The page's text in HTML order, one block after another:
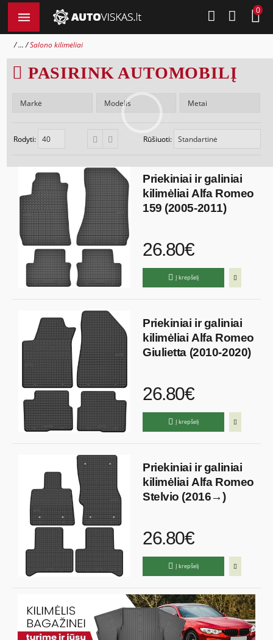
0
... Salono kilimėliai
PASIRINK AUTOMOBILĮ
Rūšiuoti:
Rodyti:
Priekiniai ir galiniai
kilimėliai Alfa Romeo
159 (2005-2011)
26.80€
Į krepšelį
Priekiniai ir galiniai
kilimėliai Alfa Romeo
Giulietta (2010-2020)
26.80€
Į krepšelį
Priekiniai ir galiniai
kilimėliai Alfa Romeo
Stelvio (2016→)
26.80€
Į krepšelį